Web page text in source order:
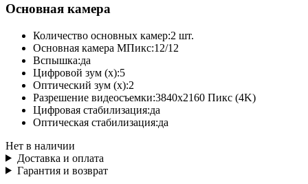
Основная камера
Количество основных камер:2 шт.
Основная камера МПикс:12/12
Вспышка:да
Цифровой зум (x):5
Оптический зум (x):2
Разрешение видеосъемки:3840x2160 Пикс (4K)
Цифровая стабилизация:да
Оптическая стабилизация:да
Нет в наличии
Доставка и оплата
Гарантия и возврат